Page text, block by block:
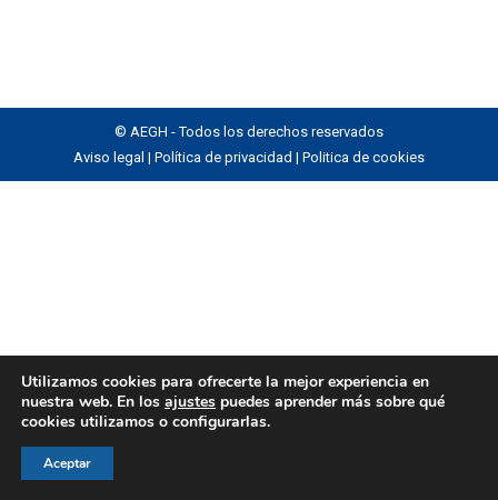
© AEGH - Todos los derechos reservados
Aviso legal | Política de privacidad | Politica de cookies
Utilizamos cookies para ofrecerte la mejor experiencia en
nuestra web. En los ajustes puedes aprender más sobre qué
cookies utilizamos o configurarlas.
Aceptar